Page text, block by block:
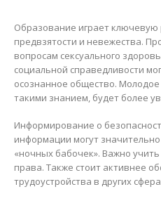
Образование играет ключевую
предвзятости и невежества.
вопросам сексуального
социальной справедливости
осознанное общество.
такими знанием, будет более
Информирование о
информации могут
«ночных бабочек». Важно
права. Также стоит активнее
трудоустройства в других